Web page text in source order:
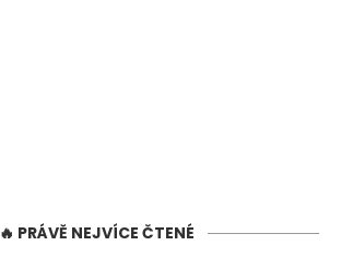
🔥 PRÁVĚ NEJVÍCE ČTENÉ